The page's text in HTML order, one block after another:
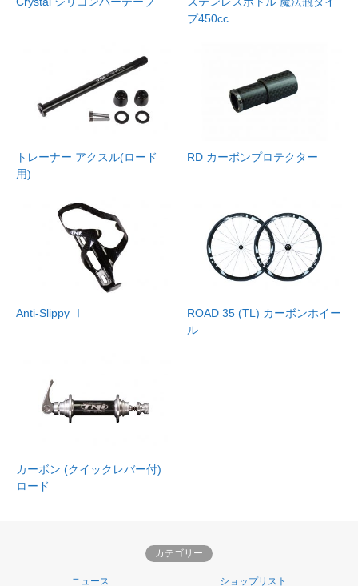
プ450cc
トレーナー アクスル(ロード
用)
RD カーボンプロテクター
Anti-Slippy Ⅰ
ROAD 35 (TL) カーボンホイー
ル
カーボン (クイックレバー付)
ロード
カテゴリー
ニュース ショップリスト